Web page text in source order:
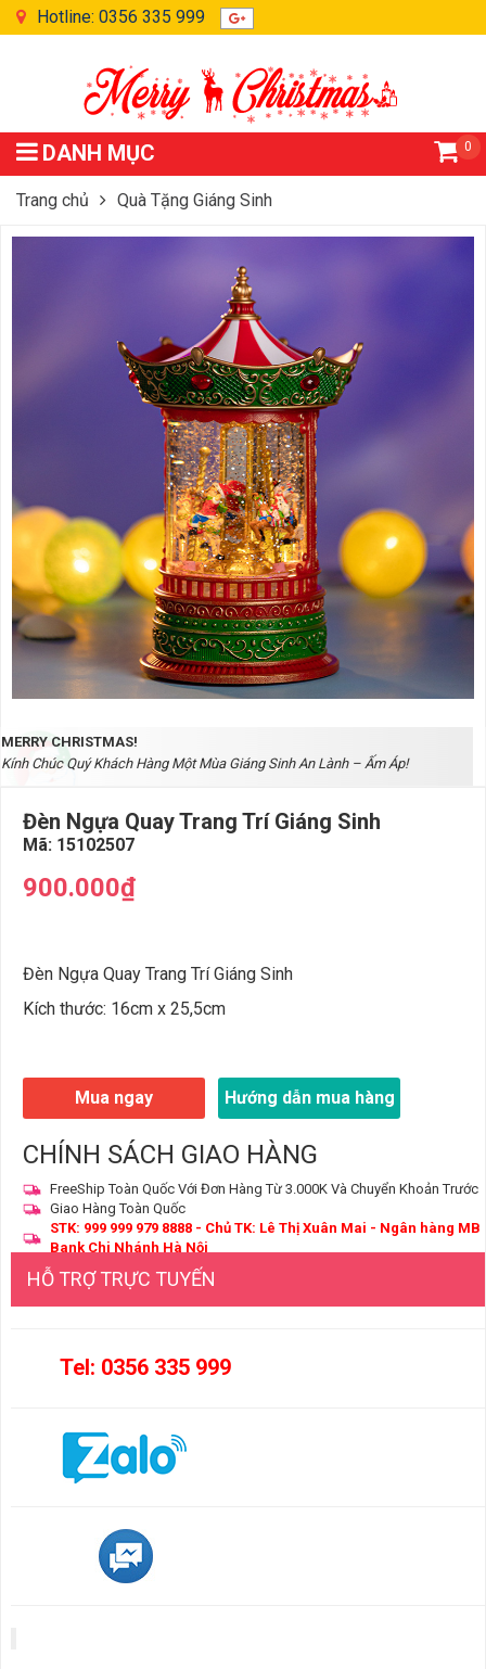
Hotline: 0356 335 999
DANH MỤC 0
Trang chủ Quà Tặng Giáng Sinh
MERRY CHRISTMAS!
Kính Chúc Quý Khách Hàng Một Mùa Giáng Sinh An Lành – Ấm Áp!
Đèn Ngựa Quay Trang Trí Giáng Sinh
Mã: 15102507
900.000₫
Đèn Ngựa Quay Trang Trí Giáng Sinh
Kích thước: 16cm x 25,5cm
Mua ngay Hướng dẫn mua hàng
CHÍNH SÁCH GIAO HÀNG
FreeShip Toàn Quốc Với Đơn Hàng Từ 3.000K Và Chuyển Khoản Trước
Giao Hàng Toàn Quốc
STK: 999 999 979 8888 - Chủ TK: Lê Thị Xuân Mai - Ngân hàng MB
Bank Chi Nhánh Hà Nội
HỖ TRỢ TRỰC TUYẾN
Tel: 0356 335 999